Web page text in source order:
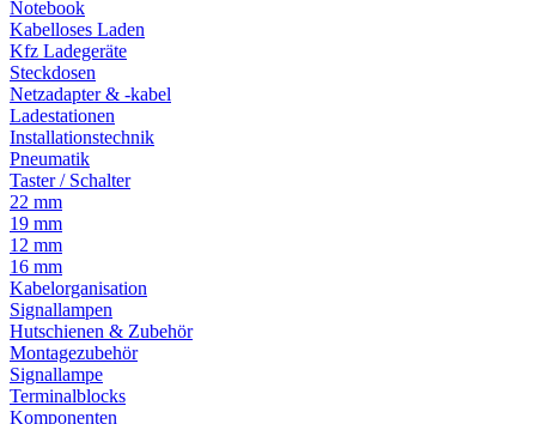
Notebook
Kabelloses Laden
Kfz Ladegeräte
Steckdosen
Netzadapter & -kabel
Ladestationen
Installationstechnik
Pneumatik
Taster / Schalter
22 mm
19 mm
12 mm
16 mm
Kabelorganisation
Signallampen
Hutschienen & Zubehör
Montagezubehör
Signallampe
Terminalblocks
Komponenten